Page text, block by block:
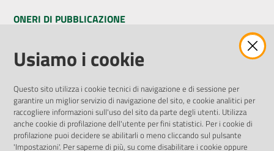
ONERI DI PUBBLICAZIONE
Amministrazione Trasparente
Pubblicità legale
Privacy Policy
Attuazione Misure PNRR
Liste di Attesa
Usiamo i cookie
Questo sito utilizza i cookie tecnici di navigazione e di sessione per
garantire un miglior servizio di navigazione del sito, e cookie analitici per
raccogliere informazioni sull'uso del sito da parte degli utenti. Utilizza
anche cookie di profilazione dell'utente per fini statistici. Per i cookie di
profilazione puoi decidere se abilitarli o meno cliccando sul pulsante
'Impostazioni'. Per saperne di più, su come disabilitare i cookie oppure